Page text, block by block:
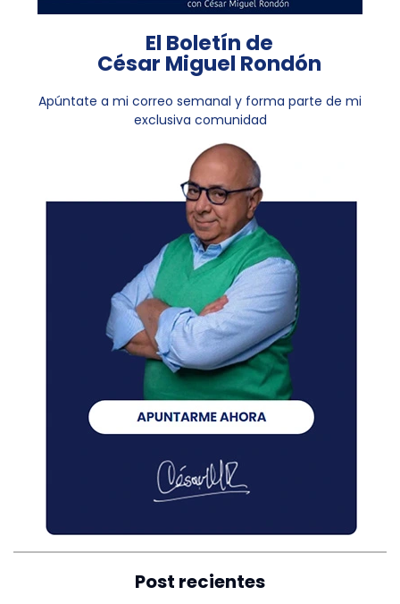
El Boletín de
César Miguel Rondón
Apúntate a mi correo semanal y forma parte de mi
exclusiva comunidad
Post recientes